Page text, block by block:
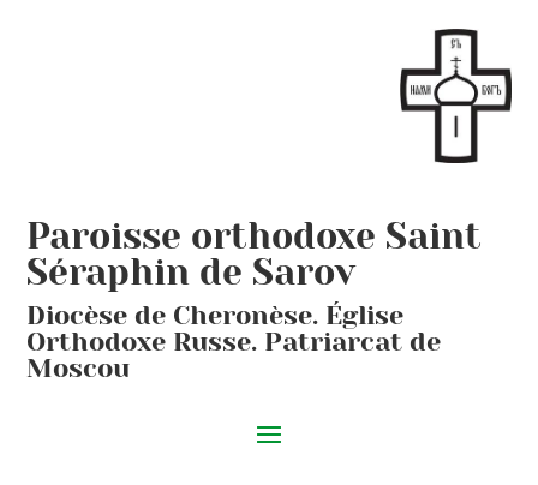
Paroisse orthodoxe Saint
Séraphin de Sarov
Diocèse de Cheronèse. Église
Orthodoxe Russe. Patriarcat de
Moscou